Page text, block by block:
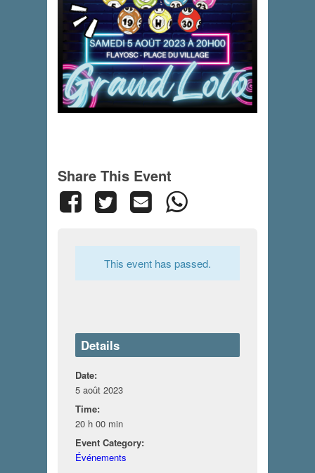
Share This Event
This event has passed.
Details
Date:
5 août 2023
Time:
20 h 00 min
Event Category:
Événements